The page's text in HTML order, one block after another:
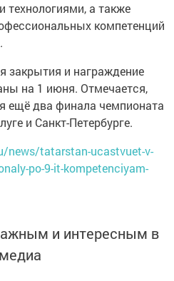
технологиями, а также
компетенций
закрытия и награждение
на 1 июня. Отмечается,
ещё два финала чемпионата
и Санкт-Петербурге.
news/tatarstan-ucastvuet-v-
po-9-it-kompetenciyam-
и интересным в